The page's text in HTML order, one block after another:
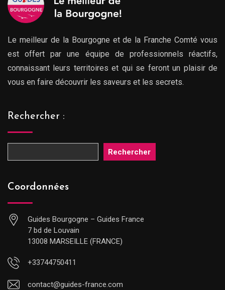
Le meilleur de la Bourgogne et de la Franche Comté vous
est offert par une équipe de professionnels réactifs,
connaissant leurs territoires et qui se feront un plaisir de
vous en faire découvrir les saveurs et les secrets.
Rechercher :
Rechercher
Coordonnées
Guides Bourgogne – Guides France
7 bd de Louvain
13008 MARSEILLE (FRANCE)
+33744750411
contact@guides-france.com